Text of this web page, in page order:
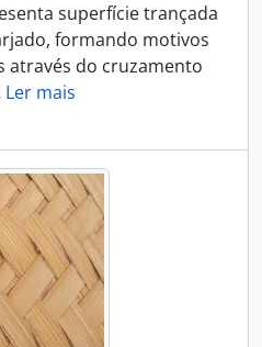
superfície trançada
formando motivos
através do cruzamento
Ler mais